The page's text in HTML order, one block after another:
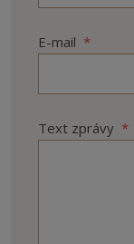
E-mail *
Text zprávy *